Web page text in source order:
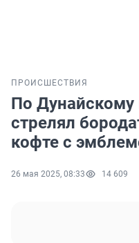
ПРОИСШЕСТВИЯ
По Дунайскому
стрелял
кофте с
26 мая 2025, 08:33 14 609